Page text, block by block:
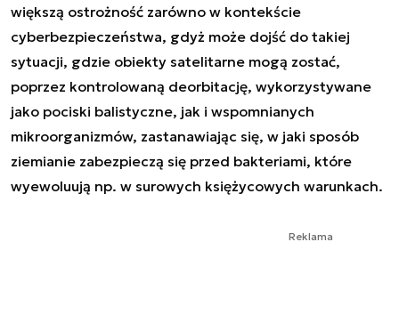
większą ostrożność zarówno w kontekście
cyberbezpieczeństwa, gdyż może dojść do takiej
sytuacji, gdzie obiekty satelitarne mogą zostać,
poprzez kontrolowaną deorbitację, wykorzystywane
jako pociski balistyczne, jak i wspomnianych
mikroorganizmów, zastanawiając się, w jaki sposób
ziemianie zabezpieczą się przed bakteriami, które
wyewoluują np. w surowych księżycowych warunkach.
Reklama